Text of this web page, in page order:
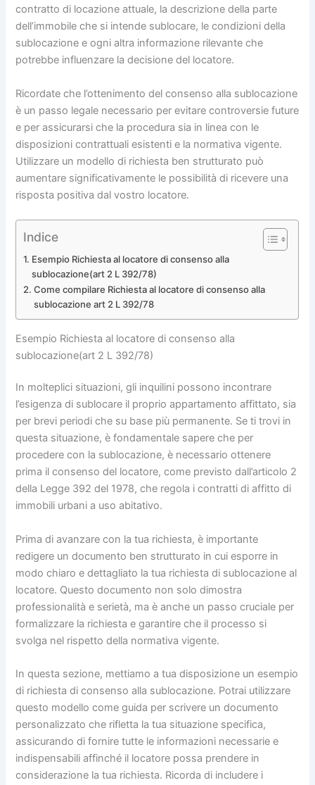
contratto di locazione attuale, la descrizione della parte
dell’immobile che si intende sublocare, le condizioni della
sublocazione e ogni altra informazione rilevante che
potrebbe influenzare la decisione del locatore.
Ricordate che l’ottenimento del consenso alla sublocazione
è un passo legale necessario per evitare controversie future
e per assicurarsi che la procedura sia in linea con le
disposizioni contrattuali esistenti e la normativa vigente.
Utilizzare un modello di richiesta ben strutturato può
aumentare significativamente le possibilità di ricevere una
risposta positiva dal vostro locatore.
Indice
Esempio Richiesta al locatore di consenso alla
sublocazione(art 2 L 392/78)
Come compilare Richiesta al locatore di consenso alla
sublocazione art 2 L 392/78
Esempio Richiesta al locatore di consenso alla
sublocazione(art 2 L 392/78)
In molteplici situazioni, gli inquilini possono incontrare
l’esigenza di sublocare il proprio appartamento affittato, sia
per brevi periodi che su base più permanente. Se ti trovi in
questa situazione, è fondamentale sapere che per
procedere con la sublocazione, è necessario ottenere
prima il consenso del locatore, come previsto dall’articolo 2
della Legge 392 del 1978, che regola i contratti di affitto di
immobili urbani a uso abitativo.
Prima di avanzare con la tua richiesta, è importante
redigere un documento ben strutturato in cui esporre in
modo chiaro e dettagliato la tua richiesta di sublocazione al
locatore. Questo documento non solo dimostra
professionalità e serietà, ma è anche un passo cruciale per
formalizzare la richiesta e garantire che il processo si
svolga nel rispetto della normativa vigente.
In questa sezione, mettiamo a tua disposizione un esempio
di richiesta di consenso alla sublocazione. Potrai utilizzare
questo modello come guida per scrivere un documento
personalizzato che rifletta la tua situazione specifica,
assicurando di fornire tutte le informazioni necessarie e
indispensabili affinché il locatore possa prendere in
considerazione la tua richiesta. Ricorda di includere i